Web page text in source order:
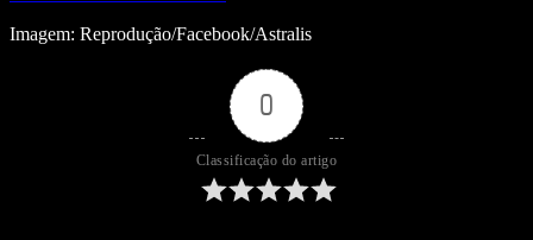
Imagem: Reprodução/Facebook/Astralis
0
Classificação do artigo